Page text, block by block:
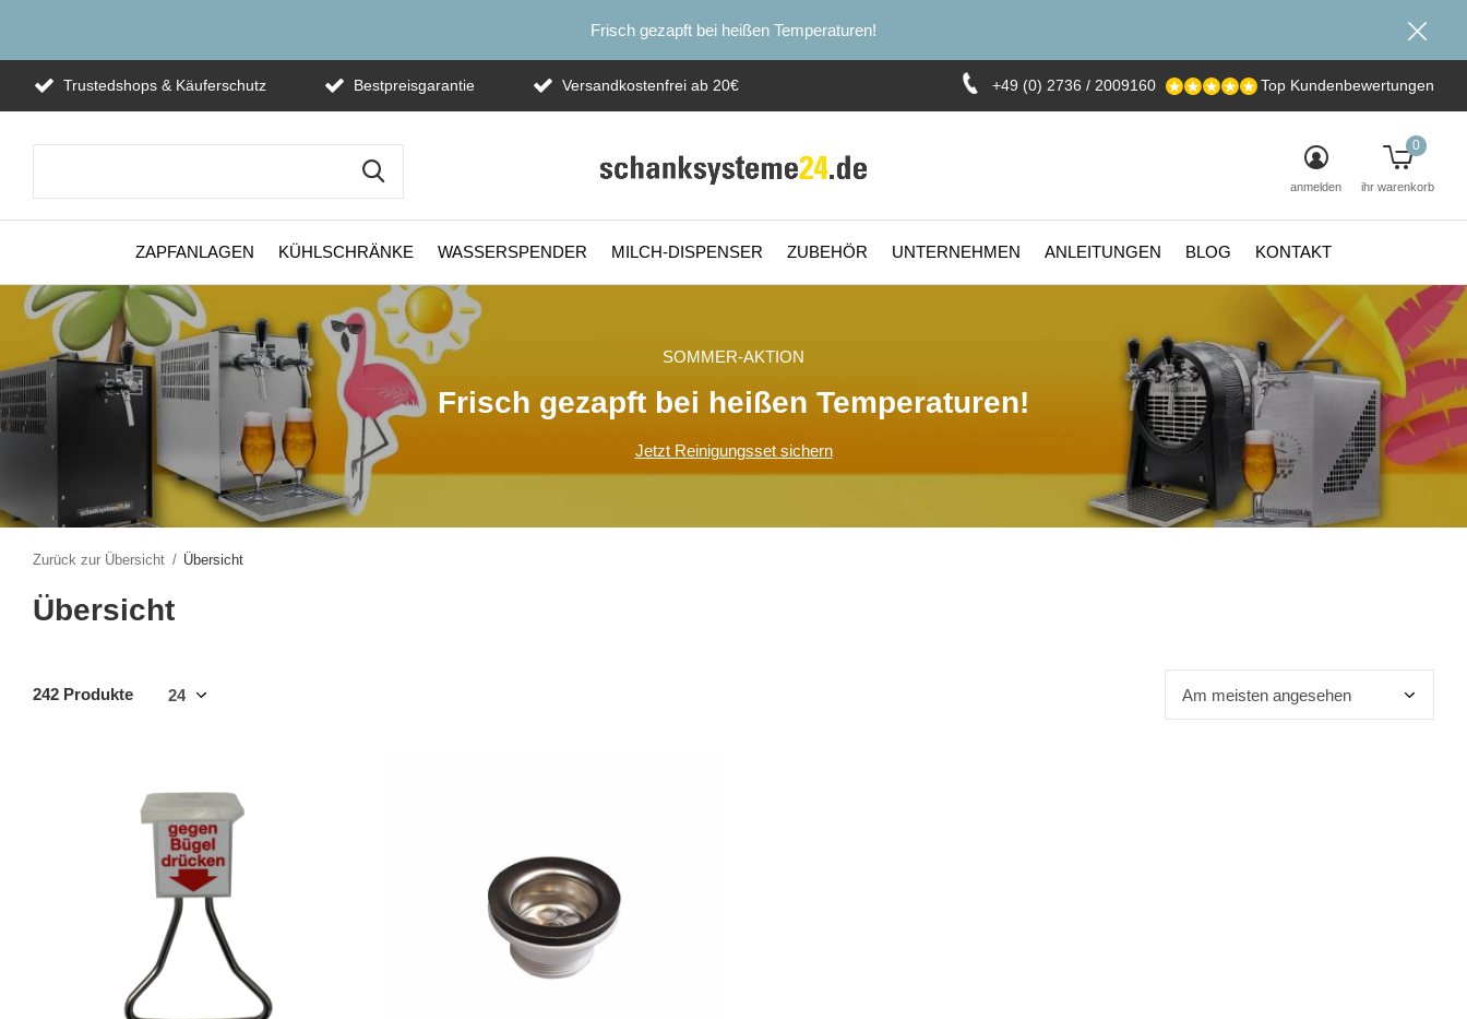
ZAPFANLAGEN KÜHLSCHRÄNKE WASSERSPENDER MILCH-DISPENSER ZUBEHÖR UNTERNEHMEN ANLEITUNGEN BLOG KONTAKT
anmelden ihr warenkorb
0
Trustedshops & Käuferschutz Bestpreisgarantie Versandkostenfrei ab 20€ +49 (0) 2736 / 2009160 Top Kundenbewertungen
Frisch gezapft bei heißen Temperaturen!
SOMMER-AKTION
Frisch gezapft bei heißen Temperaturen!
Jetzt Reinigungsset sichern
Zurück zur Übersicht Übersicht
Übersicht
242 Produkte